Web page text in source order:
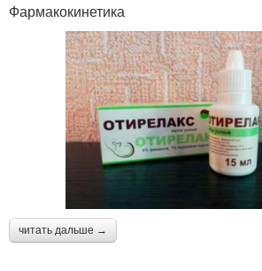
Фармакокинетика
читать дальше →